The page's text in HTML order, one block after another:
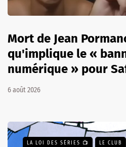
Mort de Jean
qu'implique le «
numérique » pour
6 août 2026
LA LOI DES SÉRIES 📺 LE CLUB